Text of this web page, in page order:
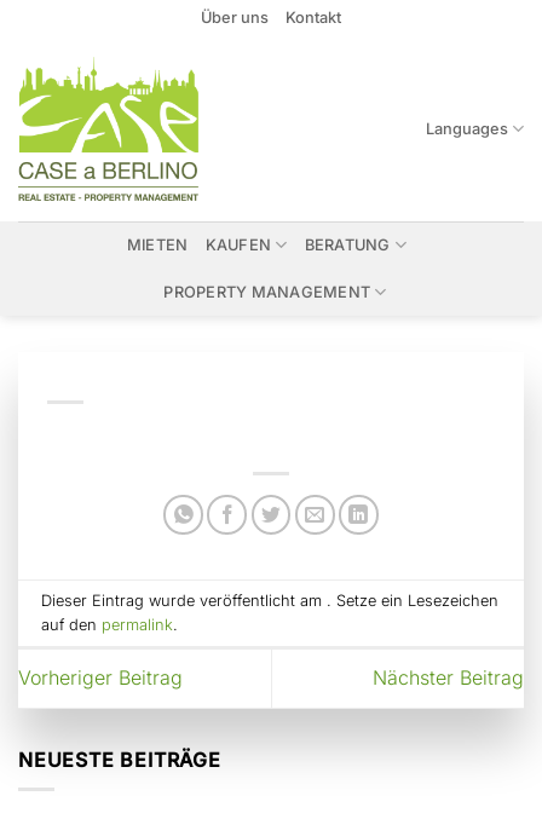
springen
Über uns Kontakt
Languages
MIETEN KAUFEN BERATUNG
PROPERTY MANAGEMENT
Dieser Eintrag wurde veröffentlicht am . Setze ein Lesezeichen
auf den permalink.
Vorheriger Beitrag Nächster Beitrag
NEUESTE BEITRÄGE